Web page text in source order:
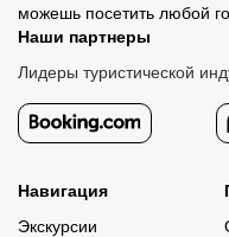
можешь посетить любой
Наши партнеры
Лидеры туристической
Навигация
Экскурсии